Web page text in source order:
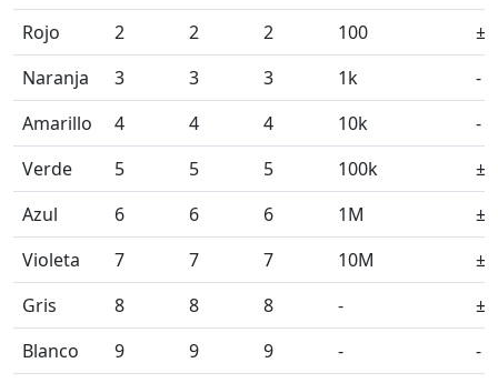
Rojo
2 2 2 100
Naranja
3 3 3 1k
-
Amarillo
4 4 4 10k
-
Verde
5 5 5 100k
Azul
6 6 6 1M
Violeta
7 7 7 10M
Gris
8 8 8 -
Blanco
9 9 9 -
-